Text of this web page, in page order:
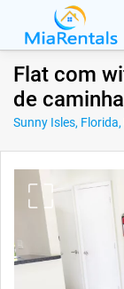
Flat com
de
Sunny Isles, Florida,